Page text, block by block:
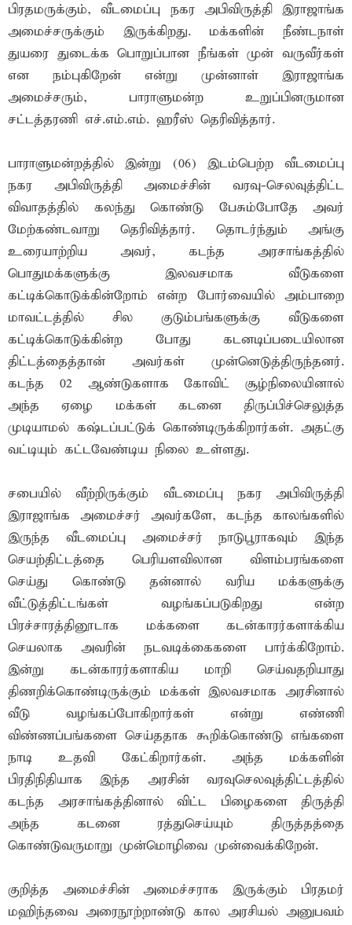
பிரதமருக்கும், வீடமைப்பு நகர அபிவிருத்தி இராஜாங்க
அமைச்சருக்கும் இருக்கிறது. மக்களின் நீண்டநாள்
துயரை துடைக்க பொறுப்பான நீங்கள் முன் வருவீர்கள்
என நம்புகிறேன் என்று முன்னாள் இராஜாங்க
அமைச்சரும், பாராளுமன்ற உறுப்பினருமான
சட்டத்தரணி எச்.எம்.எம். ஹரீஸ் தெரிவித்தார்.
பாராளுமன்றத்தில் இன்று (06) இடம்பெற்ற வீடமைப்பு
நகர அபிவிருத்தி அமைச்சின் வரவு-செலவுத்திட்ட
விவாதத்தில் கலந்து கொண்டு பேசும்போதே அவர்
மேற்கண்டவாறு தெரிவித்தார். தொடர்ந்தும் அங்கு
உரையாற்றிய அவர், கடந்த அரசாங்கத்தில்
பொதுமக்களுக்கு இலவசமாக வீடுகளை
கட்டிக்கொடுக்கின்றோம் என்ற போர்வையில் அம்பாறை
மாவட்டத்தில் சில குடும்பங்களுக்கு வீடுகளை
கட்டிக்கொடுக்கின்ற போது கடனடிப்படையிலான
திட்டத்தைத்தான் அவர்கள் முன்னெடுத்திருந்தனர்.
கடந்த 02 ஆண்டுகளாக கோவிட் சூழ்நிலையினால்
அந்த ஏழை மக்கள் கடனை திருப்பிச்செலுத்த
முடியாமல் கஷ்டப்பட்டுக் கொண்டிருக்கிறார்கள். அதட்கு
வட்டியும் கட்டவேண்டிய நிலை உள்ளது.
சபையில் வீற்றிருக்கும் வீடமைப்பு நகர அபிவிருத்தி
இராஜாங்க அமைச்சர் அவர்களே, கடந்த காலங்களில்
இருந்த வீடமைப்பு அமைச்சர் நாடுபூராகவும் இந்த
செயற்திட்டத்தை பெரியளவிலான விளம்பரங்களை
செய்து கொண்டு தன்னால் வரிய மக்களுக்கு
வீட்டுத்திட்டங்கள் வழங்கப்படுகிறது என்ற
பிரச்சாரத்தினூடாக மக்களை கடன்காரர்களாக்கிய
செயலாக அவரின் நடவடிக்கைகளை பார்க்கிறோம்.
இன்று கடன்காரர்களாகிய மாறி செய்வதறியாது
திணறிக்கொண்டிருக்கும் மக்கள் இலவசமாக அரசினால்
வீடு வழங்கப்போகிறார்கள் என்று எண்ணி
விண்ணப்பங்களை செய்ததாக கூறிக்கொண்டு எங்களை
நாடி உதவி கேட்கிறார்கள். அந்த மக்களின்
பிரதிநிதியாக இந்த அரசின் வரவுசெலவுத்திட்டத்தில்
கடந்த அரசாங்கத்தினால் விட்ட பிழைகளை திருத்தி
அந்த கடனை ரத்துசெய்யும் திருத்தத்தை
கொண்டுவருமாறு முன்மொழிவை முன்வைக்கிறேன்.
குறித்த அமைச்சின் அமைச்சராக இருக்கும் பிரதமர்
மஹிந்தவை அரைநூற்றாண்டு கால அரசியல் அனுபவம்